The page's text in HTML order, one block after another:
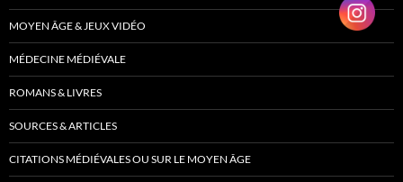
MOYEN ÂGE & JEUX VIDÉO
MÉDECINE MÉDIÉVALE
ROMANS & LIVRES
SOURCES & ARTICLES
CITATIONS MÉDIÉVALES OU SUR LE MOYEN ÂGE